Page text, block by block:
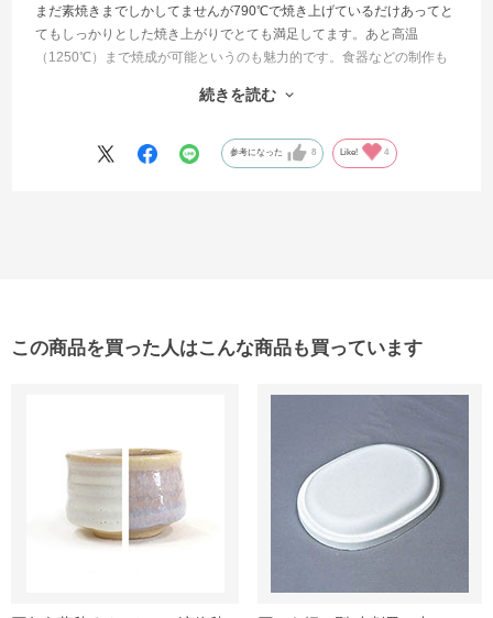
まだ素焼きまでしかしてませんが790℃で焼き上げているだけあってと
てもしっかりとした焼き上がりでとても満足してます。あと高温
（1250℃）まで焼成が可能というのも魅力的です。食器などの制作も
や温度計がが付いてないだけで高額な電気窯とたいして変わりがない
わりがありません。本焼き焼成も楽しみです。
続きを読む
参考になった 8 Like! 4
この商品を買った人はこんな商品も買っています